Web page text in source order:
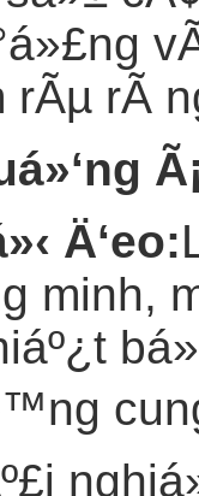
rÃµ rÃ
Ä‘eo:
minh,